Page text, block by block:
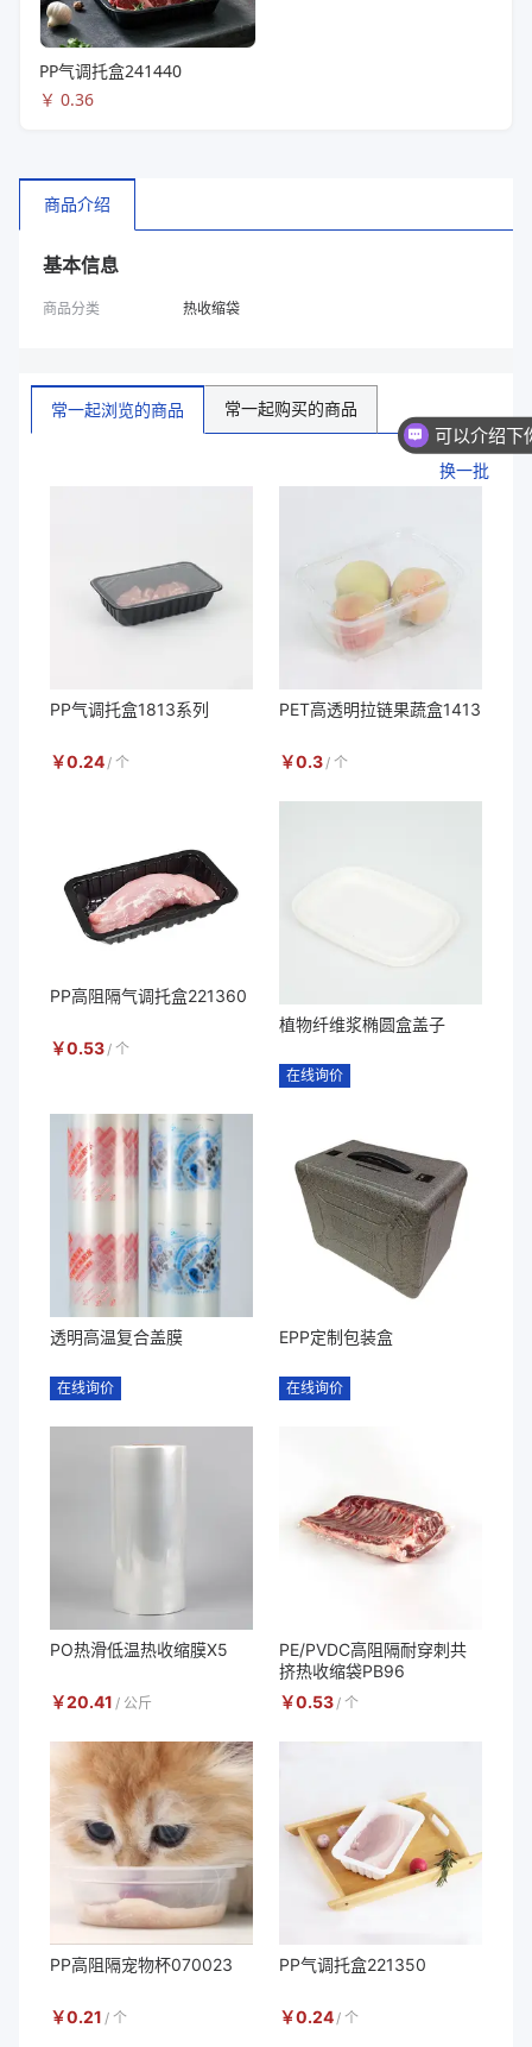
PP气调托盒241440
￥ 0.36
商品介绍
基本信息
商品分类 热收缩袋
常一起浏览的商品 常一起购买的商品
换一批
PP气调托盒1813系列
￥0.24 / 个
PET高透明拉链果蔬盒1413
￥0.3 / 个
PP高阻隔气调托盒221360
￥0.53 / 个
植物纤维浆椭圆盒盖子
在线询价
透明高温复合盖膜
在线询价
EPP定制包装盒
在线询价
PO热滑低温热收缩膜X5
￥20.41 / 公斤
PE/PVDC高阻隔耐穿刺共
挤热收缩袋PB96
￥0.53 / 个
PP高阻隔宠物杯070023
￥0.21 / 个
PP气调托盒221350
￥0.24 / 个